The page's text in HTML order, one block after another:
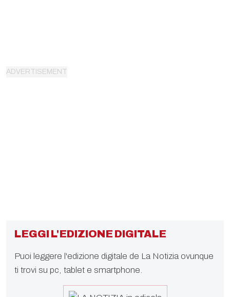
LEGGI L'EDIZIONE DIGITALE
Puoi leggere l'edizione digitale de La Notizia ovunque
ti trovi su pc, tablet e smartphone.